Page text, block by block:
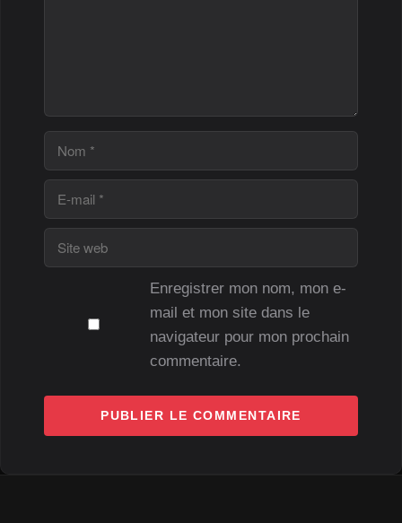
mail
web
Enregistrer mon nom, mon e-
mail et mon site dans le
navigateur pour mon prochain
commentaire.